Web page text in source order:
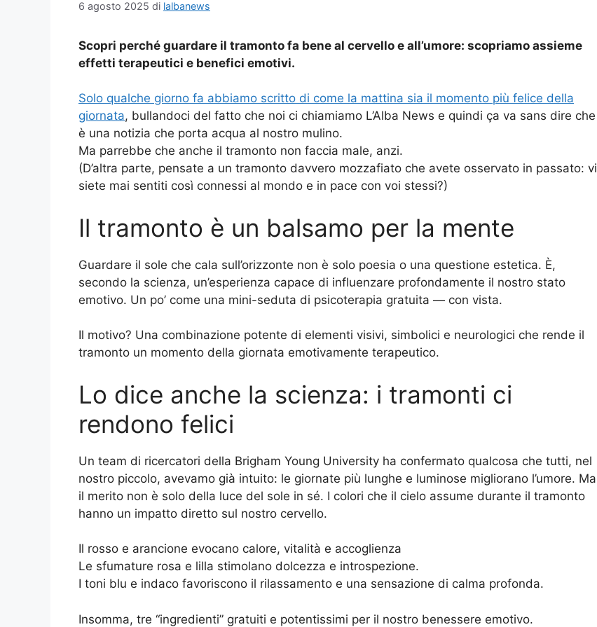
6 agosto 2025 di lalbanews
Scopri perché guardare il tramonto fa bene al cervello e all’umore: scopriamo assieme
effetti terapeutici e benefici emotivi.
Solo qualche giorno fa abbiamo scritto di come la mattina sia il momento più felice della
giornata, bullandoci del fatto che noi ci chiamiamo L’Alba News e quindi ça va sans dire che
è una notizia che porta acqua al nostro mulino.
Ma parrebbe che anche il tramonto non faccia male, anzi.
(D’altra parte, pensate a un tramonto davvero mozzafiato che avete osservato in passato: vi
siete mai sentiti così connessi al mondo e in pace con voi stessi?)
Il tramonto è un balsamo per la mente
Guardare il sole che cala sull’orizzonte non è solo poesia o una questione estetica. È,
secondo la scienza, un’esperienza capace di influenzare profondamente il nostro stato
emotivo. Un po’ come una mini-seduta di psicoterapia gratuita — con vista.
Il motivo? Una combinazione potente di elementi visivi, simbolici e neurologici che rende il
tramonto un momento della giornata emotivamente terapeutico.
Lo dice anche la scienza: i tramonti ci
rendono felici
Un team di ricercatori della Brigham Young University ha confermato qualcosa che tutti, nel
nostro piccolo, avevamo già intuito: le giornate più lunghe e luminose migliorano l’umore. Ma
il merito non è solo della luce del sole in sé. I colori che il cielo assume durante il tramonto
hanno un impatto diretto sul nostro cervello.
Il rosso e arancione evocano calore, vitalità e accoglienza
Le sfumature rosa e lilla stimolano dolcezza e introspezione.
I toni blu e indaco favoriscono il rilassamento e una sensazione di calma profonda.
Insomma, tre “ingredienti” gratuiti e potentissimi per il nostro benessere emotivo.